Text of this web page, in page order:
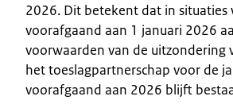
2026. Dit betekent dat in situaties
voorafgaand aan 1 januari 2026
voorwaarden van de uitzondering
het toeslagpartnerschap voor de
voorafgaand aan 2026 blijft